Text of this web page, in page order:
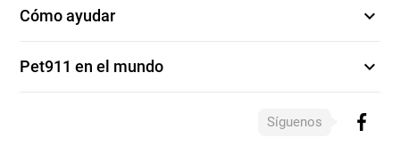
Cómo ayudar expand_more
Pet911 en el mundo expand_more
Síguenos